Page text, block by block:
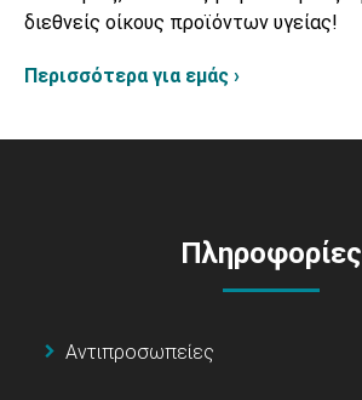
διεθνείς οίκους προϊόντων υγείας!
Περισσότερα για εμάς ›
Πληροφορίες
Αντιπροσωπείες